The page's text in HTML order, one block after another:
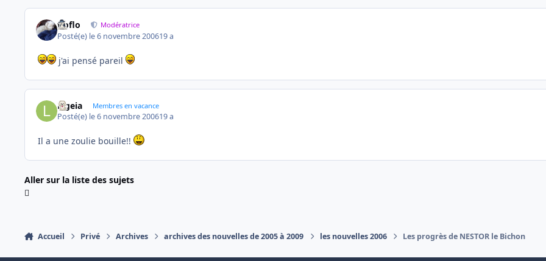
floflo Modératrice
Posté(e) le 6 novembre 200619 a
j'ai pensé pareil
Ligeia Membres en vacance
Posté(e) le 6 novembre 200619 a
Il a une zoulie bouille!!
Aller sur la liste des sujets
Accueil Privé Archives archives des nouvelles de 2005 à 2009 les nouvelles 2006 Les progrès de NESTOR le Bichon